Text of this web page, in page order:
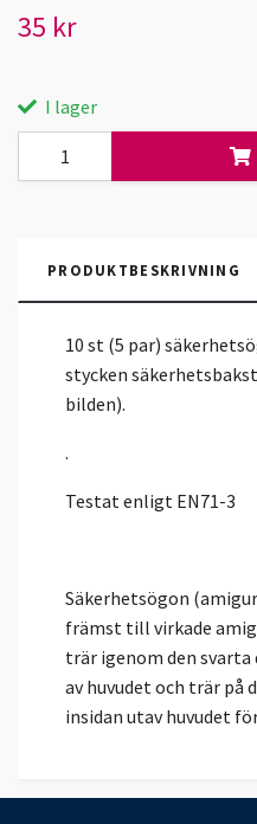
35 kr
I lager
PRODUKTBESKRIVNING
10 st (5 par)
stycken
bilden).
.
Testat enligt EN71-3
Säkerhetsögon
främst till virkade
trär igenom den
av huvudet och trär på
insidan utav huvudet